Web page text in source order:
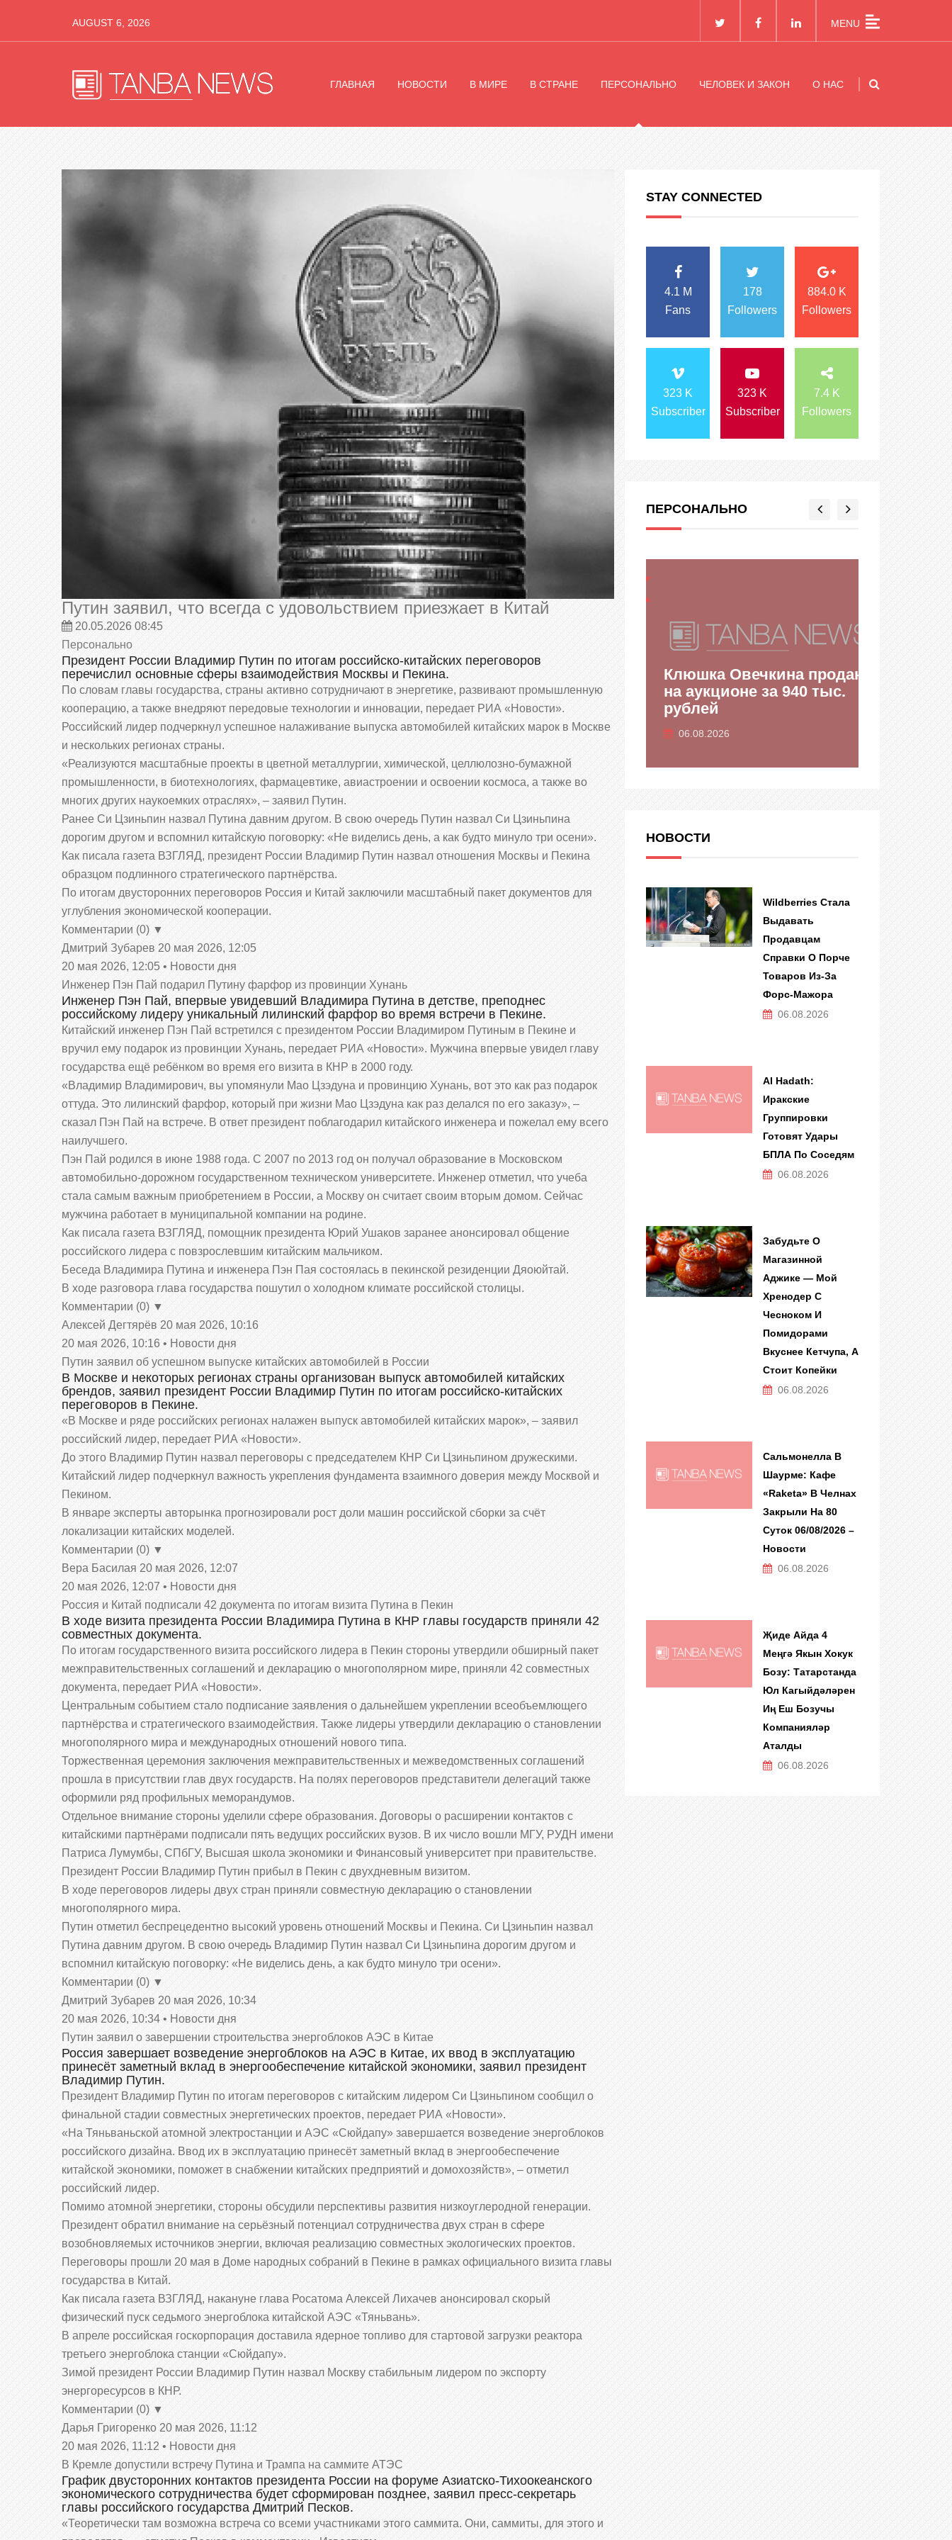
AUGUST 6, 2026 MENU
ГЛАВНАЯ НОВОСТИ В МИРЕ В СТРАНЕ ПЕРСОНАЛЬНО ЧЕЛОВЕК И ЗАКОН О НАС
Путин заявил, что всегда с удовольствием приезжает в Китай
20.05.2026 08:45
Персонально
Президент России Владимир Путин по итогам российско-китайских переговоров
перечислил основные сферы взаимодействия Москвы и Пекина.
По словам главы государства, страны активно сотрудничают в энергетике, развивают промышленную
кооперацию, а также внедряют передовые технологии и инновации, передает РИА «Новости».
Российский лидер подчеркнул успешное налаживание выпуска автомобилей китайских марок в Москве
и нескольких регионах страны.
«Реализуются масштабные проекты в цветной металлургии, химической, целлюлозно-бумажной
промышленности, в биотехнологиях, фармацевтике, авиастроении и освоении космоса, а также во
многих других наукоемких отраслях», – заявил Путин.
Ранее Си Цзиньпин назвал Путина давним другом. В свою очередь Путин назвал Си Цзиньпина
дорогим другом и вспомнил китайскую поговорку: «Не виделись день, а как будто минуло три осени».
Как писала газета ВЗГЛЯД, президент России Владимир Путин назвал отношения Москвы и Пекина
образцом подлинного стратегического партнёрства.
По итогам двусторонних переговоров Россия и Китай заключили масштабный пакет документов для
углубления экономической кооперации.
Комментарии (0) ▼
Дмитрий Зубарев 20 мая 2026, 12:05
20 мая 2026, 12:05 • Новости дня
Инженер Пэн Пай подарил Путину фарфор из провинции Хунань
Инженер Пэн Пай, впервые увидевший Владимира Путина в детстве, преподнес
российскому лидеру уникальный лилинский фарфор во время встречи в Пекине.
Китайский инженер Пэн Пай встретился с президентом России Владимиром Путиным в Пекине и
вручил ему подарок из провинции Хунань, передает РИА «Новости». Мужчина впервые увидел главу
государства ещё ребёнком во время его визита в КНР в 2000 году.
«Владимир Владимирович, вы упомянули Мао Цзэдуна и провинцию Хунань, вот это как раз подарок
оттуда. Это лилинский фарфор, который при жизни Мао Цзэдуна как раз делался по его заказу», –
сказал Пэн Пай на встрече. В ответ президент поблагодарил китайского инженера и пожелал ему всего
наилучшего.
Пэн Пай родился в июне 1988 года. С 2007 по 2013 год он получал образование в Московском
автомобильно-дорожном государственном техническом университете. Инженер отметил, что учеба
стала самым важным приобретением в России, а Москву он считает своим вторым домом. Сейчас
мужчина работает в муниципальной компании на родине.
Как писала газета ВЗГЛЯД, помощник президента Юрий Ушаков заранее анонсировал общение
российского лидера с повзрослевшим китайским мальчиком.
Беседа Владимира Путина и инженера Пэн Пая состоялась в пекинской резиденции Дяоюйтай.
В ходе разговора глава государства пошутил о холодном климате российской столицы.
Комментарии (0) ▼
Алексей Дегтярёв 20 мая 2026, 10:16
20 мая 2026, 10:16 • Новости дня
Путин заявил об успешном выпуске китайских автомобилей в России
В Москве и некоторых регионах страны организован выпуск автомобилей китайских
брендов, заявил президент России Владимир Путин по итогам российско-китайских
переговоров в Пекине.
«В Москве и ряде российских регионах налажен выпуск автомобилей китайских марок», – заявил
российский лидер, передает РИА «Новости».
До этого Владимир Путин назвал переговоры с председателем КНР Си Цзиньпином дружескими.
Китайский лидер подчеркнул важность укрепления фундамента взаимного доверия между Москвой и
Пекином.
В январе эксперты авторынка прогнозировали рост доли машин российской сборки за счёт
локализации китайских моделей.
Комментарии (0) ▼
Вера Басилая 20 мая 2026, 12:07
20 мая 2026, 12:07 • Новости дня
Россия и Китай подписали 42 документа по итогам визита Путина в Пекин
В ходе визита президента России Владимира Путина в КНР главы государств приняли 42
совместных документа.
По итогам государственного визита российского лидера в Пекин стороны утвердили обширный пакет
межправительственных соглашений и декларацию о многополярном мире, приняли 42 совместных
документа, передает РИА «Новости».
Центральным событием стало подписание заявления о дальнейшем укреплении всеобъемлющего
партнёрства и стратегического взаимодействия. Также лидеры утвердили декларацию о становлении
многополярного мира и международных отношений нового типа.
Торжественная церемония заключения межправительственных и межведомственных соглашений
прошла в присутствии глав двух государств. На полях переговоров представители делегаций также
оформили ряд профильных меморандумов.
Отдельное внимание стороны уделили сфере образования. Договоры о расширении контактов с
китайскими партнёрами подписали пять ведущих российских вузов. В их число вошли МГУ, РУДН имени
Патриса Лумумбы, СПбГУ, Высшая школа экономики и Финансовый университет при правительстве.
Президент России Владимир Путин прибыл в Пекин с двухдневным визитом.
В ходе переговоров лидеры двух стран приняли совместную декларацию о становлении
многополярного мира.
Путин отметил беспрецедентно высокий уровень отношений Москвы и Пекина. Си Цзиньпин назвал
Путина давним другом. В свою очередь Владимир Путин назвал Си Цзиньпина дорогим другом и
вспомнил китайскую поговорку: «Не виделись день, а как будто минуло три осени».
Комментарии (0) ▼
Дмитрий Зубарев 20 мая 2026, 10:34
20 мая 2026, 10:34 • Новости дня
Путин заявил о завершении строительства энергоблоков АЭС в Китае
Россия завершает возведение энергоблоков на АЭС в Китае, их ввод в эксплуатацию
принесёт заметный вклад в энергообеспечение китайской экономики, заявил президент
Владимир Путин.
Президент Владимир Путин по итогам переговоров с китайским лидером Си Цзиньпином сообщил о
финальной стадии совместных энергетических проектов, передает РИА «Новости».
«На Тяньваньской атомной электростанции и АЭС «Сюйдапу» завершается возведение энергоблоков
российского дизайна. Ввод их в эксплуатацию принесёт заметный вклад в энергообеспечение
китайской экономики, поможет в снабжении китайских предприятий и домохозяйств», – отметил
российский лидер.
Помимо атомной энергетики, стороны обсудили перспективы развития низкоуглеродной генерации.
Президент обратил внимание на серьёзный потенциал сотрудничества двух стран в сфере
возобновляемых источников энергии, включая реализацию совместных экологических проектов.
Переговоры прошли 20 мая в Доме народных собраний в Пекине в рамках официального визита главы
государства в Китай.
Как писала газета ВЗГЛЯД, накануне глава Росатома Алексей Лихачев анонсировал скорый
физический пуск седьмого энергоблока китайской АЭС «Тяньвань».
В апреле российская госкорпорация доставила ядерное топливо для стартовой загрузки реактора
третьего энергоблока станции «Сюйдапу».
Зимой президент России Владимир Путин назвал Москву стабильным лидером по экспорту
энергоресурсов в КНР.
Комментарии (0) ▼
Дарья Григоренко 20 мая 2026, 11:12
20 мая 2026, 11:12 • Новости дня
В Кремле допустили встречу Путина и Трампа на саммите АТЭС
График двусторонних контактов президента России на форуме Азиатско-Тихоокеанского
экономического сотрудничества будет сформирован позднее, заявил пресс-секретарь
главы российского государства Дмитрий Песков.
«Теоретически там возможна встреча со всеми участниками этого саммита. Они, саммиты, для этого и
STAY CONNECTED
4.1 M
Fans
178
Followers
884.0 K
Followers
323 K
Subscriber
323 K
Subscriber
7.4 K
Followers
ПЕРСОНАЛЬНО
Теперь жарю кабачки
только так – домашние
просят добавку каждый
раз
06.08.2026
ПЕРСОНАЛЬНО
миль на путешествия в
бархатный сезон
06.08.2026
Клюшка Овечкина продана
на аукционе за 940 тыс.
рублей
06.08.2026
НОВОСТИ
Wildberries Стала
Выдавать
Продавцам
Справки О Порче
Товаров Из-За
Форс-Мажора
06.08.2026
Al Hadath:
Иракские
Группировки
Готовят Удары
БПЛА По Соседям
06.08.2026
Забудьте О
Магазинной
Аджике — Мой
Хренодер С
Чесноком И
Помидорами
Вкуснее Кетчупа, А
Стоит Копейки
06.08.2026
Сальмонелла В
Шаурме: Кафе
«Raketa» В Челнах
Закрыли На 80
Суток 06/08/2026 –
Новости
06.08.2026
Җиде Айда 4
Меңгә Якын Хокук
Бозу: Татарстанда
Юл Кагыйдәләрен
Иң Еш Бозучы
Компанияләр
Аталды
06.08.2026